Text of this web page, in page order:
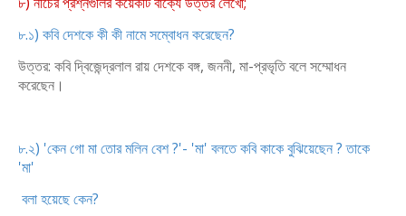
৮.১) কবি দেশকে কী কী নামে সম্বোধন করেছেন?
উত্তর: কবি দ্বিজেন্দ্রলাল রায় দেশকে বঙ্গ, জননী, মা-প্রভৃতি বলে সম্মোধন
করেছেন।
৮.২) 'কেন গো মা তোর মলিন বেশ ?'- 'মা' বলতে কবি কাকে বুঝিয়েছেন ? তাকে
'মা'
বলা হয়েছে কেন?